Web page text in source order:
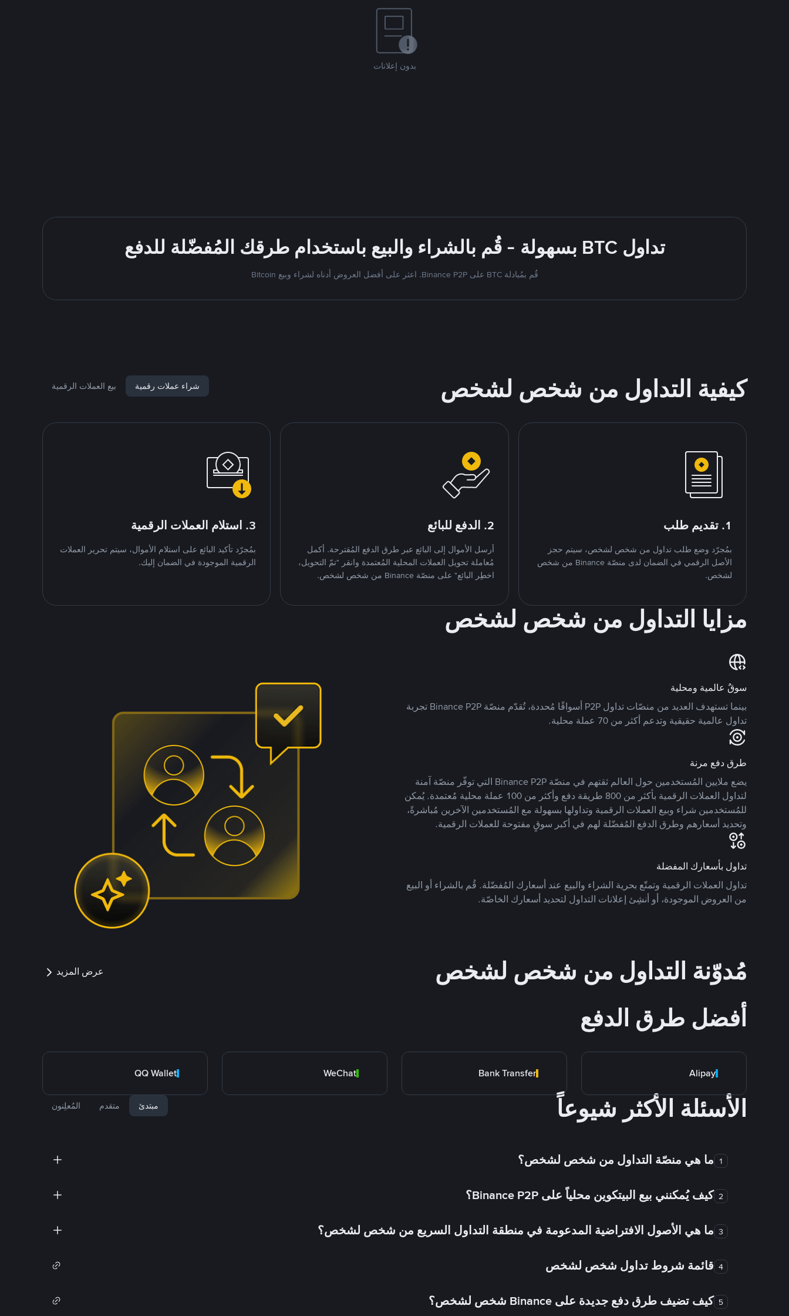
بدون إعلانات
تداول BTC بسهولة - قُم بالشراء والبيع باستخدام طرقك المُفضّلة للدفع
قُم بمُبادلة BTC على Binance P2P. اعثر على أفضل العروض أدناه لشراء وبيع Bitcoin
كيفية التداول من شخص لشخص شراء عملات رقمية بيع العملات الرقمية
1. تقديم طلب
بمُجرّد وضع طلب تداول من شخص لشخص، سيتم حجز
الأصل الرقمي في الضمان لدى منصّة Binance من شخص
لشخص.
2. الدفع للبائع
أرسل الأموال إلى البائع عبر طرق الدفع المُقترحة. أكمل
مُعاملة تحويل العملات المحلية المُعتمدة وانقر "تمّ التحويل،
اخطِر البائع" على منصّة Binance من شخص لشخص.
3. استلام العملات الرقمية
بمُجرّد تأكيد البائع على استلام الأموال، سيتم تحرير العملات
الرقمية الموجودة في الضمان إليك.
مزايا التداول من شخص لشخص
سوقٌ عالمية ومحلية
بينما تستهدف العديد من منصّات تداول P2P أسواقًا مُحددة، تُقدّم منصّة Binance P2P تجربة
تداول عالمية حقيقية وتدعم أكثر من 70 عملة محلية.
طرق دفع مرنة
يضع ملايين المُستخدمين حول العالم ثقتهم في منصّة Binance P2P التي توفّر منصّة آمنة
لتداول العملات الرقمية بأكثر من 800 طريقة دفع وأكثر من 100 عملة محلية مُعتمدة. يُمكن
للمُستخدمين شراء وبيع العملات الرقمية وتداولها بسهولة مع المُستخدمين الآخرين مُباشرةً،
وتحديد أسعارهم وطرق الدفع المُفضّلة لهم في أكبر سوقٍ مفتوحة للعملات الرقمية.
تداول بأسعارك المفضلة
تداول العملات الرقمية وتمتّع بحرية الشراء والبيع عند أسعارك المُفضّلة. قُم بالشراء أو البيع
من العروض الموجودة، أو أنشِئ إعلانات التداول لتحديد أسعارك الخاصّة.
مُدوّنة التداول من شخص لشخص عرض المزيد
أفضل طرق الدفع
Alipay
Bank Transfer
WeChat
QQ Wallet
الأسئلة الأكثر شيوعاً مبتدئ متقدم المُعلِنون
1 ما هي منصّة التداول من شخص لشخص؟
2 كيف يُمكنني بيع البيتكوين محلياً على Binance P2P؟
3 ما هي الأصول الافتراضية المدعومة في منطقة التداول السريع من شخص لشخص؟
4 قائمة شروط تداول شخص لشخص
5 كيف تضيف طرق دفع جديدة على Binance شخص لشخص؟